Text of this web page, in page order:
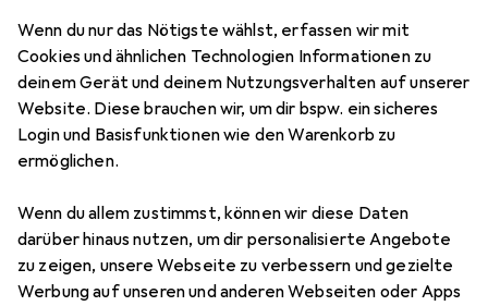
Wenn du nur das Nötigste wählst, erfassen wir mit
Cookies und ähnlichen Technologien Informationen zu
deinem Gerät und deinem Nutzungsverhalten auf unserer
Website. Diese brauchen wir, um dir bspw. ein sicheres
Login und Basisfunktionen wie den Warenkorb zu
ermöglichen.
Wenn du allem zustimmst, können wir diese Daten
darüber hinaus nutzen, um dir personalisierte Angebote
zu zeigen, unsere Webseite zu verbessern und gezielte
Werbung auf unseren und anderen Webseiten oder Apps
EUR
162,52
vidaXL Hamiso
Zubehör für vidaXL Hamiso
Hier findest du passendes Zubehör zum Produkt vidaXL
Hamiso.